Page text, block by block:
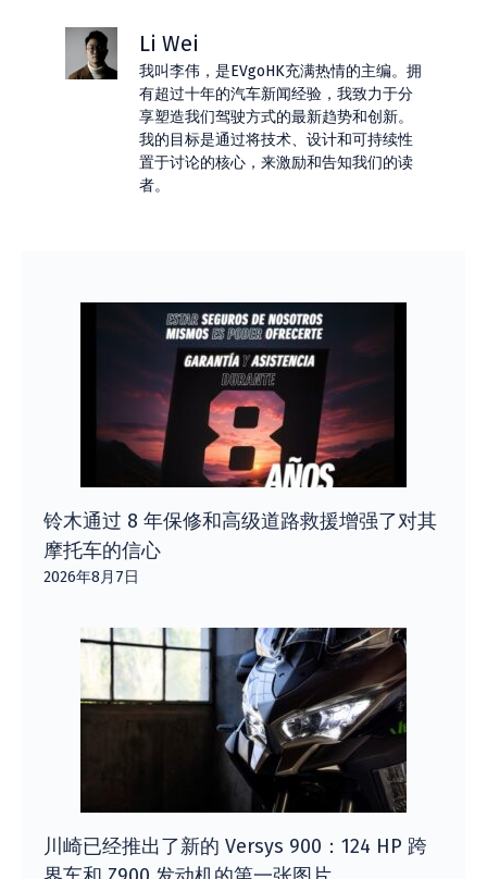
Li Wei
我叫李伟，是EVgoHK充满热情的主编。拥
有超过十年的汽车新闻经验，我致力于分
享塑造我们驾驶方式的最新趋势和创新。
我的目标是通过将技术、设计和可持续性
置于讨论的核心，来激励和告知我们的读
者。
铃木通过 8 年保修和高级道路救援增强了对其
摩托车的信心
2026年8月7日
川崎已经推出了新的 Versys 900：124 HP 跨